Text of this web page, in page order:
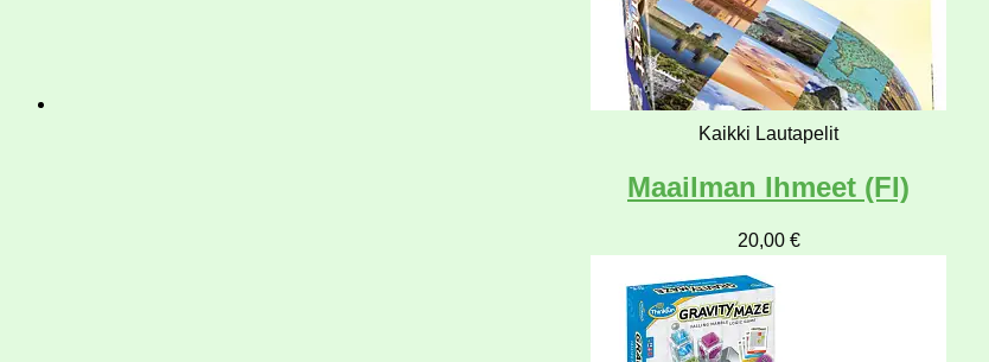
Kaikki Lautapelit
Maailman Ihmeet (FI)
20,00 €